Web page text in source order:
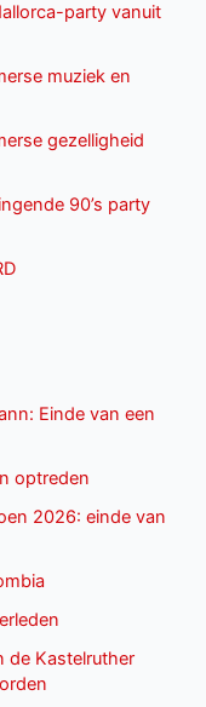
party vanuit
muziek en
gezelligheid
90’s party
Einde van een
optreden
2026: einde van
de Kastelruther